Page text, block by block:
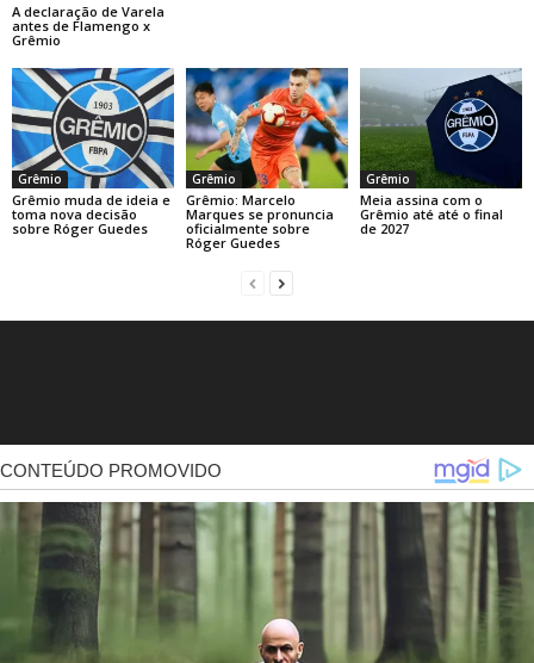
A declaração de Varela
antes de Flamengo x
Grêmio
Grêmio
Grêmio muda de ideia e
toma nova decisão
sobre Róger Guedes
Grêmio
Grêmio: Marcelo
Marques se pronuncia
oficialmente sobre
Róger Guedes
Grêmio
Meia assina com o
Grêmio até até o final
de 2027